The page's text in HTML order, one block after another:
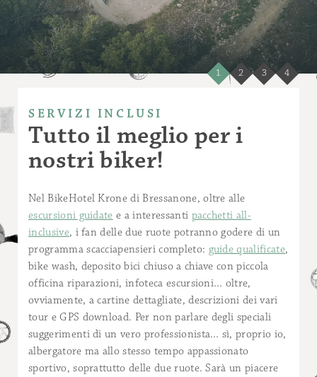
1 2 3 4
SERVIZI INCLUSI
Tutto il meglio per i
nostri biker!
Nel BikeHotel Krone di Bressanone, oltre alle
escursioni guidate e a interessanti pacchetti all-
inclusive, i fan delle due ruote potranno godere di un
programma scacciapensieri completo: guide qualificate,
bike wash, deposito bici chiuso a chiave con piccola
officina riparazioni, infoteca escursioni… oltre,
ovviamente, a cartine dettagliate, descrizioni dei vari
tour e GPS download. Per non parlare degli speciali
suggerimenti di un vero professionista… sì, proprio io,
albergatore ma allo stesso tempo appassionato
sportivo, soprattutto delle due ruote. Sarà un piacere